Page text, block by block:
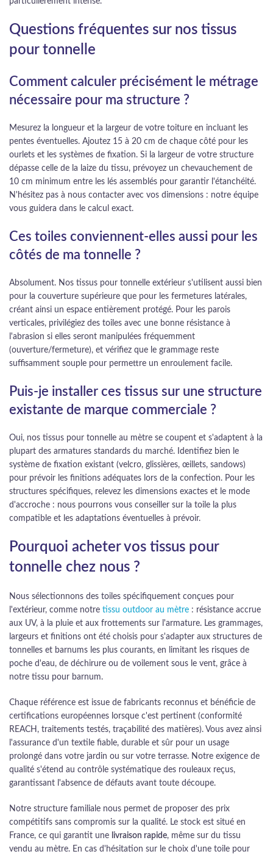
Questions fréquentes sur nos tissus
pour tonnelle
Comment calculer précisément le métrage
nécessaire pour ma structure ?
Mesurez la longueur et la largeur de votre toiture en incluant les
pentes éventuelles. Ajoutez 15 à 20 cm de chaque côté pour les
ourlets et les systèmes de fixation. Si la largeur de votre structure
dépasse celle de la laize du tissu, prévoyez un chevauchement de
10 cm minimum entre les lés assemblés pour garantir l'étanchéité.
N'hésitez pas à nous contacter avec vos dimensions : notre équipe
vous guidera dans le calcul exact.
Ces toiles conviennent-elles aussi pour les
côtés de ma tonnelle ?
Absolument. Nos tissus pour tonnelle extérieur s'utilisent aussi bien
pour la couverture supérieure que pour les fermetures latérales,
créant ainsi un espace entièrement protégé. Pour les parois
verticales, privilégiez des toiles avec une bonne résistance à
l'abrasion si elles seront manipulées fréquemment
(ouverture/fermeture), et vérifiez que le grammage reste
suffisamment souple pour permettre un enroulement facile.
Puis-je installer ces tissus sur une structure
existante de marque commerciale ?
Oui, nos tissus pour tonnelle au mètre se coupent et s'adaptent à la
plupart des armatures standards du marché. Identifiez bien le
système de fixation existant (velcro, glissières, œillets, sandows)
pour prévoir les finitions adéquates lors de la confection. Pour les
structures spécifiques, relevez les dimensions exactes et le mode
d'accroche : nous pourrons vous conseiller sur la toile la plus
compatible et les adaptations éventuelles à prévoir.
Pourquoi acheter vos tissus pour
tonnelle chez nous ?
Nous sélectionnons des toiles spécifiquement conçues pour
l'extérieur, comme notre tissu outdoor au mètre : résistance accrue
aux UV, à la pluie et aux frottements sur l'armature. Les grammages,
largeurs et finitions ont été choisis pour s'adapter aux structures de
tonnelles et barnums les plus courants, en limitant les risques de
poche d'eau, de déchirure ou de voilement sous le vent, grâce à
notre tissu pour barnum.
Chaque référence est issue de fabricants reconnus et bénéficie de
certifications européennes lorsque c'est pertinent (conformité
REACH, traitements testés, traçabilité des matières). Vous avez ainsi
l'assurance d'un textile fiable, durable et sûr pour un usage
prolongé dans votre jardin ou sur votre terrasse. Notre exigence de
qualité s'étend au contrôle systématique des rouleaux reçus,
garantissant l'absence de défauts avant toute découpe.
Notre structure familiale nous permet de proposer des prix
compétitifs sans compromis sur la qualité. Le stock est situé en
France, ce qui garantit une livraison rapide, même sur du tissu
vendu au mètre. En cas d'hésitation sur le choix d'une toile pour